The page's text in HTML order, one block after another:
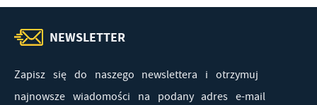
NEWSLETTER
Zapisz się do naszego newslettera i otrzymuj
najnowsze wiadomości na podany adres e-mail